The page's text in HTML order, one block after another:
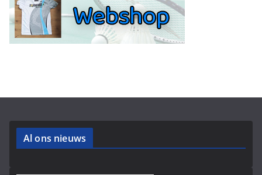
Al ons nieuws